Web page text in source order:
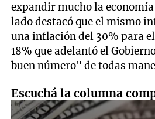
expandir mucho la
lado destacó que el mismo
una inflación del 30% para
18% que adelantó el
buen número" de todas
Escuchá la columna